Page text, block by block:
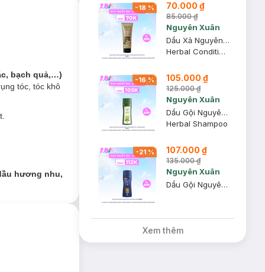
bạch quả,…)
tóc, tóc khô
hương nhu,
-18 % 70.000 ₫
85.000 ₫
Nguyên Xuân
Dầu Xả Nguyên Xuân Dược Liệu Từ Sữa Gạo Phục Hồi Tóc 150ml
Herbal Conditioner
-16 % 105.000 ₫
125.000 ₫
Nguyên Xuân
Dầu Gội Nguyên Xuân Dược Liệu Dưỡng Tóc Hương Bưởi 250ml
Herbal Shampoo
-21% 107.000 ₫
135.000 ₫
Nguyên Xuân
Dầu Gội Nguyên Xuân Dược Liệu Sạch Gàu 250ml
Xem thêm